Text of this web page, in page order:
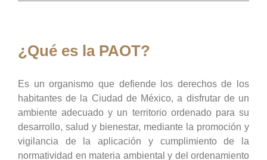
¿Qué es la PAOT?
Es un organismo que defiende los derechos de los
habitantes de la Ciudad de México, a disfrutar de un
ambiente adecuado y un territorio ordenado para su
desarrollo, salud y bienestar, mediante la promoción y
vigilancia de la aplicación y cumplimiento de la
normatividad en materia ambiental y del ordenamiento